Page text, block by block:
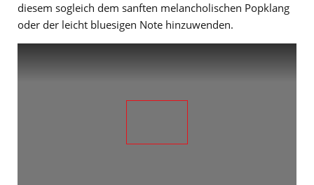
diesem sogleich dem sanften melancholischen Popklang
oder der leicht bluesigen Note hinzuwenden.